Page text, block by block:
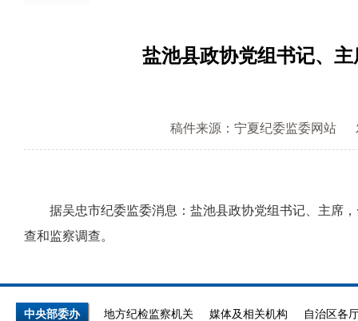
盐池县政协党组书记、
稿件来源：宁夏纪委监委网站
据吴忠市纪委监委消息：盐池县政协党组书记、主席，
查和监察调查。
中央部委办 地方纪检监察机关 媒体及相关机构 自治区各